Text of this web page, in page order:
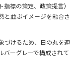
標の策定、政策提言）
と並ぶイメージを融合さ
づけるため、日の丸を連
バーグレーで構成されて